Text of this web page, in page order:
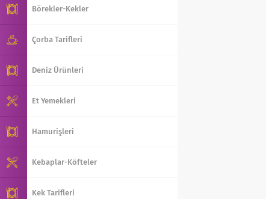
Börekler-Kekler
Çorba Tarifleri
Deniz Ürünleri
Et Yemekleri
Hamurişleri
Kebaplar-Köfteler
Kek Tarifleri